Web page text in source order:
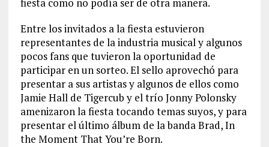
fiesta como no podía ser de otra manera.
Entre los invitados a la fiesta estuvieron
representantes de la industria musical y algunos
pocos fans que tuvieron la oportunidad de
participar en un sorteo. El sello aprovechó para
presentar a sus artistas y algunos de ellos como
Jamie Hall de Tigercub y el trío Jonny Polonsky
amenizaron la fiesta tocando temas suyos, y para
presentar el último álbum de la banda Brad, In
the Moment That You’re Born.